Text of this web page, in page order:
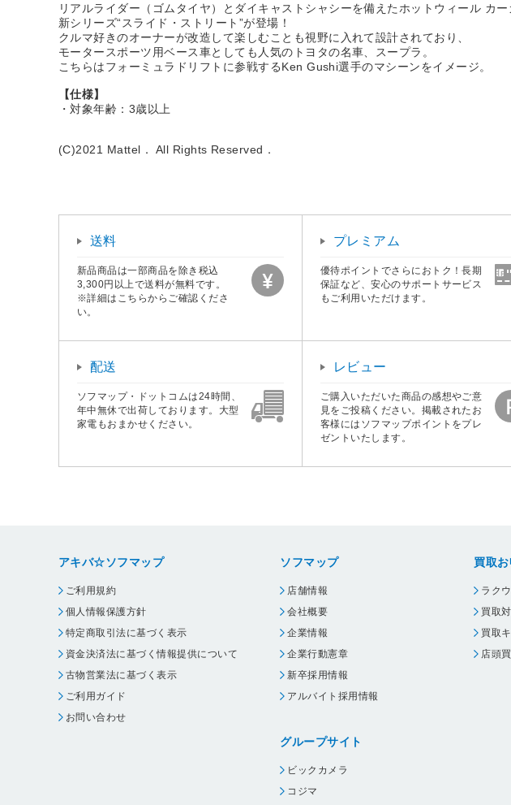
リアルライダー（ゴムタイヤ）とダイキャストシャシーを備えたホットウィール カー
新シリーズ“スライド・ストリート”が登場！
クルマ好きのオーナーが改造して楽しむことも視野に入れて設計されており、
モータースポーツ用ベース車としても人気のトヨタの名車、スープラ。
こちらはフォーミュラドリフトに参戦するKen Gushi選手のマシーンをイメージ。
【仕様】
・対象年齢：3歳以上
(C)2021 Mattel． All Rights Reserved．
送料
新品商品は一部商品を除き税込
3,300円以上で送料が無料です。
※詳細はこちらからご確認くださ
い。
プレミアム
優待ポイントでさらにおトク！長期
保証など、安心のサポートサービス
もご利用いただけます。
配送
ソフマップ・ドットコムは24時間、
年中無休で出荷しております。大型
家電もおまかせください。
レビュー
ご購入いただいた商品の感想やご意
見をご投稿ください。掲載されたお
客様にはソフマップポイントをプレ
ゼントいたします。
アキバ☆ソフマップ
ご利用規約
個人情報保護方針
特定商取引法に基づく表示
資金決済法に基づく情報提供について
古物営業法に基づく表示
ご利用ガイド
お問い合わせ
ソフマップ
店舗情報
会社概要
企業情報
企業行動憲章
新卒採用情報
アルバイト採用情報
グループサイト
ビックカメラ
コジマ
買取
ラク
買取
買取
店頭